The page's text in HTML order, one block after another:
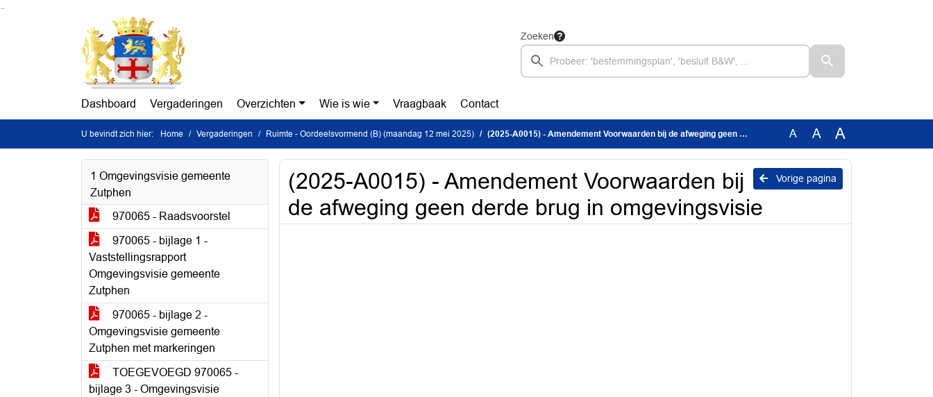
Ga naar de inhoud van deze pagina
Zoeken
Dashboard Vergaderingen Overzichten Wie is wie Vraagbaak Contact
U bevindt zich hier: Home Vergaderingen Ruimte - Oordeelsvormend (B) (maandag 12 mei 2025) (2025-A0015) - Amendement Voorwaarden bij de afweging geen derde brug in omgevingsvisie A A A
1 Omgevingsvisie gemeente
Zutphen
970065 - Raadsvoorstel
970065 - bijlage 1 -
Vaststellingsrapport
Omgevingsvisie gemeente
Zutphen
970065 - bijlage 2 -
Omgevingsvisie gemeente
Zutphen met markeringen
TOEGEVOEGD 970065 -
bijlage 3 - Omgevingsvisie
Vorige pagina
(2025-A0015) - Amendement Voorwaarden bij
de afweging geen derde brug in omgevingsvisie